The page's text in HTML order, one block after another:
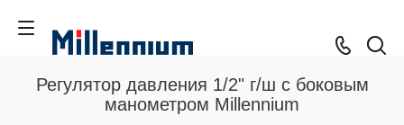
Регулятор давления 1/2" г/ш с боковым
манометром Millennium